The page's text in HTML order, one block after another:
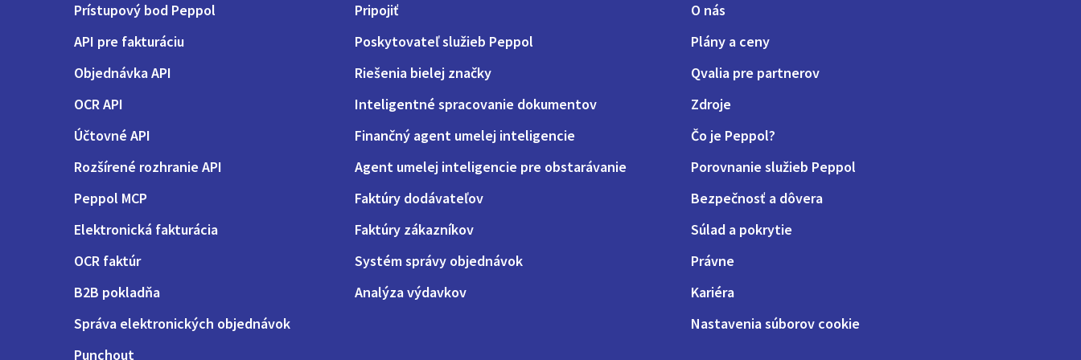
Prístupový bod Peppol
API pre fakturáciu
Objednávka API
OCR API
Účtovné API
Rozšírené rozhranie API
Peppol MCP
Elektronická fakturácia
OCR faktúr
B2B pokladňa
Správa elektronických objednávok
Punchout
Pripojiť
Poskytovateľ služieb Peppol
Riešenia bielej značky
Inteligentné spracovanie dokumentov
Finančný agent umelej inteligencie
Agent umelej inteligencie pre obstarávanie
Faktúry dodávateľov
Faktúry zákazníkov
Systém správy objednávok
Analýza výdavkov
O nás
Plány a ceny
Qvalia pre partnerov
Zdroje
Čo je Peppol?
Porovnanie služieb Peppol
Bezpečnosť a dôvera
Súlad a pokrytie
Právne
Kariéra
Nastavenia súborov cookie